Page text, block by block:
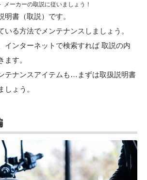
メーカーの取説に従いましょう！
明書（取説）です。
いる方法でメンテナンスしましょう。
インターネットで検索すれば 取説の内
ます。
テナンスアイテムも…まずは取扱説明書
しょう。